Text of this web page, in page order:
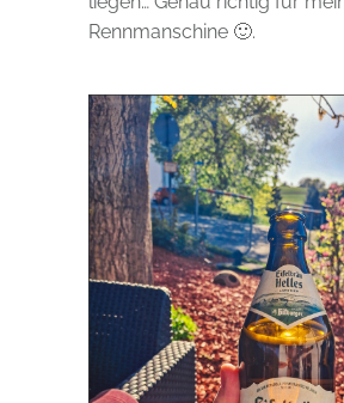
Rennmanschine 🙂.